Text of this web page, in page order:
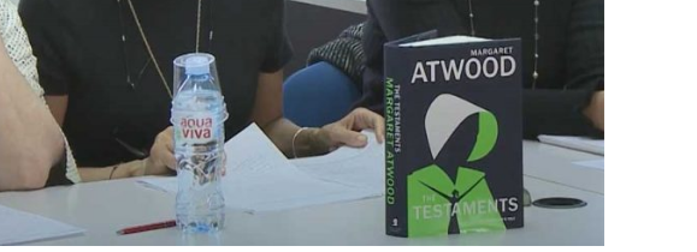
INSTITUT „PETAR KARIĆ“